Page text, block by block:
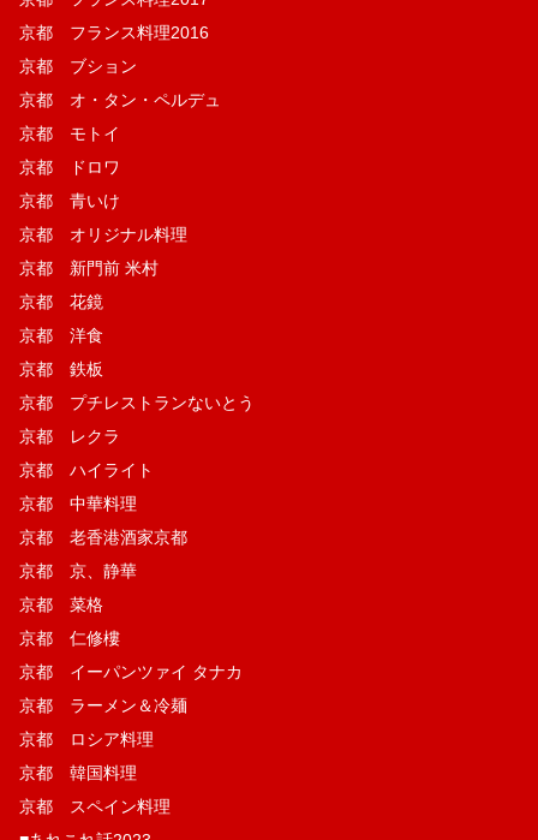
京都 フランス料理2016
京都 ブション
京都 オ・タン・ペルデュ
京都 モトイ
京都 ドロワ
京都 青いけ
京都 オリジナル料理
京都 新門前 米村
京都 花鏡
京都 洋食
京都 鉄板
京都 プチレストランないとう
京都 レクラ
京都 ハイライト
京都 中華料理
京都 老香港酒家京都
京都 京、静華
京都 菜格
京都 仁修樓
京都 イーパンツァイ タナカ
京都 ラーメン＆冷麺
京都 ロシア料理
京都 韓国料理
京都 スペイン料理